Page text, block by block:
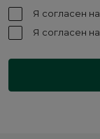
Я согласен
Я согласен на